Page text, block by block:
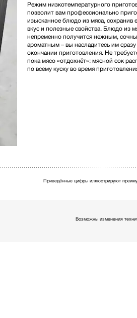
Режим низкотемпературного
позволит вам профессионально
изысканное блюдо из мяса, сохранив
вкус и полезные свойства. Блюдо из
непременно получится нежным,
ароматным – вы насладитесь им
окончании приготовления. Не
пока мясо «отдохнёт»: мясной сок
по всему куску во время
Приведённые цифры иллюстрируют
Возможны изменения